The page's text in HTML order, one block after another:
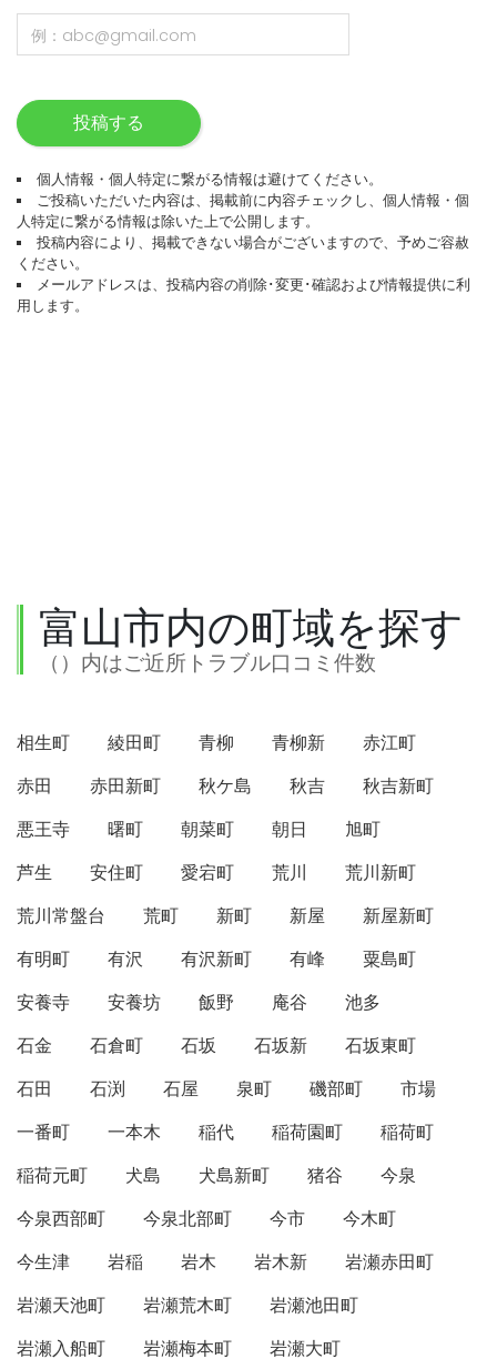
投稿する
個人情報・個人特定に繋がる情報は避けてください。
ご投稿いただいた内容は、掲載前に内容チェックし、個人情報・個
人特定に繋がる情報は除いた上で公開します。
投稿内容により、掲載できない場合がございますので、予めご容赦
ください。
メールアドレスは、投稿内容の削除･変更･確認および情報提供に利
用します。
富山市内の町域を探す
（）内はご近所トラブル口コミ件数
相生町 綾田町 青柳 青柳新
赤江町
赤田
赤田新町 秋ケ島 秋吉
秋吉新町
悪王寺
曙町 朝菜町 朝日
旭町
芦生
安住町 愛宕町 荒川
荒川新町
荒川常盤台
荒町 新町 新屋
新屋新町
有明町
有沢 有沢新町 有峰
粟島町
安養寺
安養坊 飯野 庵谷
池多
石金
石倉町 石坂 石坂新
石坂東町
石田
石渕 石屋 泉町 磯部町
市場
一番町
一本木 稲代 稲荷園町
稲荷町
稲荷元町
犬島 犬島新町 猪谷
今泉
今泉西部町
今泉北部町 今市
今木町
今生津
岩稲 岩木 岩木新
岩瀬赤田町
岩瀬天池町
岩瀬荒木町
岩瀬池田町
岩瀬入船町
岩瀬梅本町
岩瀬大町